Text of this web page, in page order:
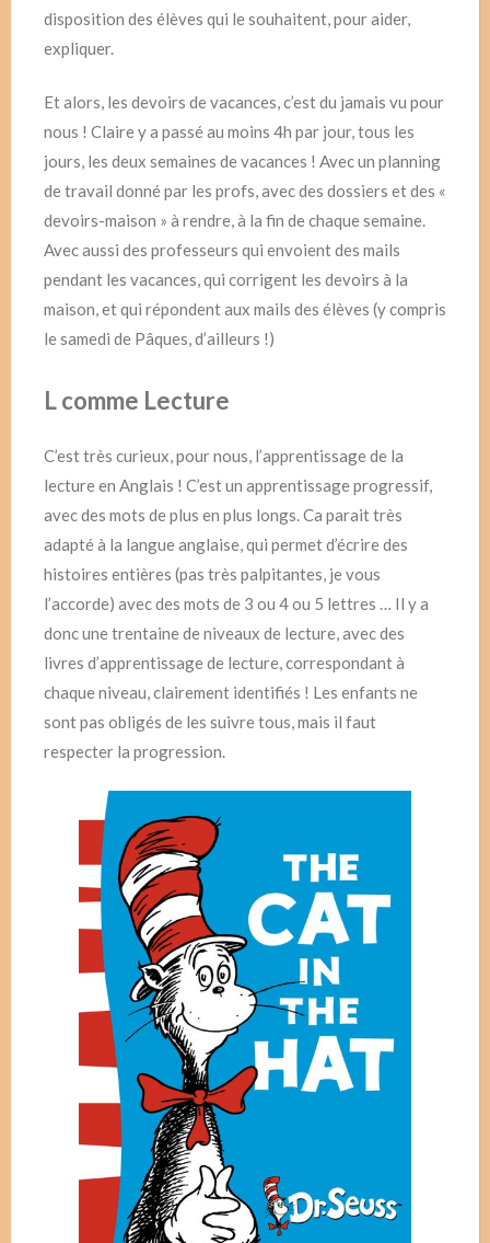
disposition des élèves qui le souhaitent, pour aider,
expliquer.
Et alors, les devoirs de vacances, c’est du jamais vu pour
nous ! Claire y a passé au moins 4h par jour, tous les
jours, les deux semaines de vacances ! Avec un planning
de travail donné par les profs, avec des dossiers et des «
devoirs-maison » à rendre, à la fin de chaque semaine.
Avec aussi des professeurs qui envoient des mails
pendant les vacances, qui corrigent les devoirs à la
maison, et qui répondent aux mails des élèves (y compris
le samedi de Pâques, d’ailleurs !)
L comme Lecture
C’est très curieux, pour nous, l’apprentissage de la
lecture en Anglais ! C’est un apprentissage progressif,
avec des mots de plus en plus longs. Ca parait très
adapté à la langue anglaise, qui permet d’écrire des
histoires entières (pas très palpitantes, je vous
l’accorde) avec des mots de 3 ou 4 ou 5 lettres … Il y a
donc une trentaine de niveaux de lecture, avec des
livres d’apprentissage de lecture, correspondant à
chaque niveau, clairement identifiés ! Les enfants ne
sont pas obligés de les suivre tous, mais il faut
respecter la progression.